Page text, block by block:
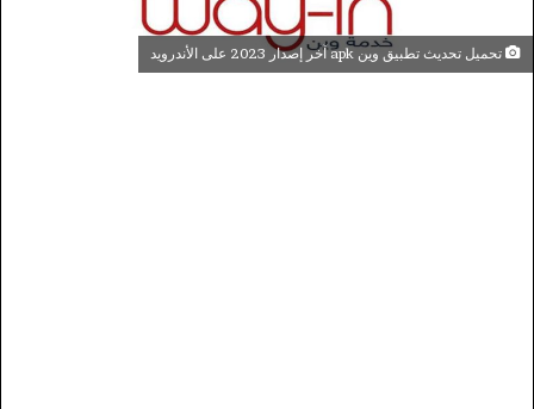
تحميل تحديث تطبيق وين apk آخر إصدار 2023 على الأندرويد